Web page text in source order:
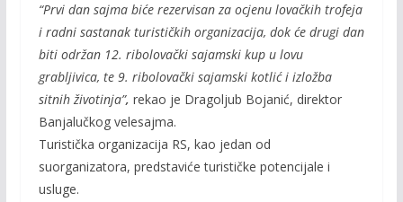
“Prvi dan sajma biće rezervisan za ocjenu lovačkih trofeja
i radni sastanak turističkih organizacija, dok će drugi dan
biti održan 12. ribolovački sajamski kup u lovu
grabljivica, te 9. ribolovački sajamski kotlić i izložba
sitnih životinja”, rekao je Dragoljub Bojanić, direktor
Banjalučkog velesajma.
Turistička organizacija RS, kao jedan od
suorganizatora, predstaviće turističke potencijale i
usluge.